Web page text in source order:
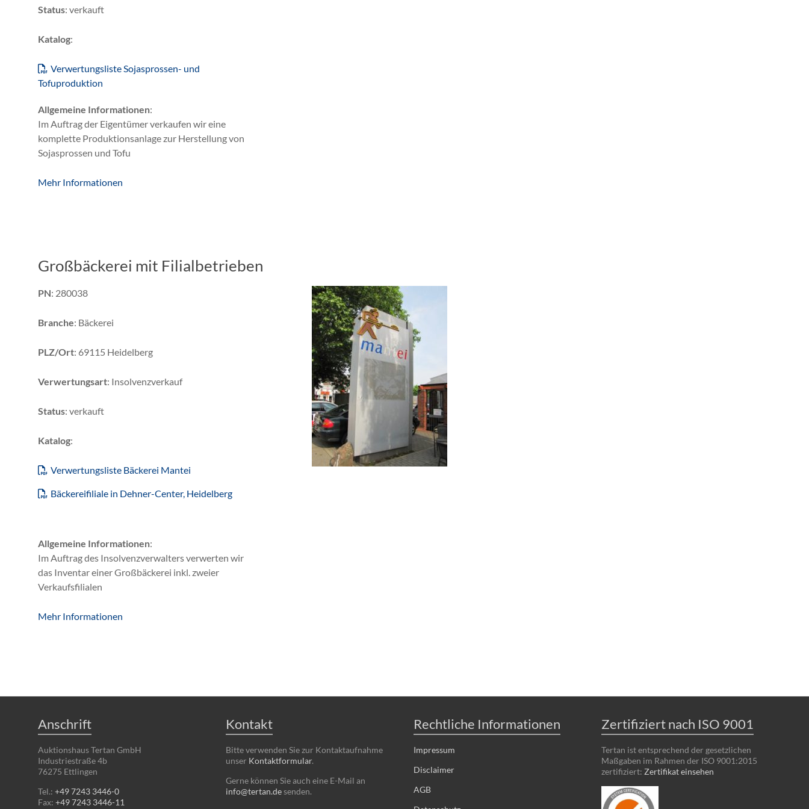
Status: verkauft
Katalog:
Verwertungsliste Sojasprossen- und
Tofuproduktion
Allgemeine Informationen:
Im Auftrag der Eigentümer verkaufen wir eine
komplette Produktionsanlage zur Herstellung von
Sojasprossen und Tofu
Mehr Informationen
Großbäckerei mit Filialbetrieben
PN: 280038
Branche: Bäckerei
PLZ/Ort: 69115 Heidelberg
Verwertungsart: Insolvenzverkauf
Status: verkauft
Katalog:
Verwertungsliste Bäckerei Mantei
Bäckereifiliale in Dehner-Center, Heidelberg
Allgemeine Informationen:
Im Auftrag des Insolvenzverwalters verwerten wir
das Inventar einer Großbäckerei inkl. zweier
Verkaufsfilialen
Mehr Informationen
Anschrift
Auktionshaus Tertan GmbH
Industriestraße 4b
76275 Ettlingen
Tel.: +49 7243 3446-0
Fax: +49 7243 3446-11
Kontakt
Bitte verwenden Sie zur Kontaktaufnahme
unser Kontaktformular.
Gerne können Sie auch eine E-Mail an
info@tertan.desenden.
Rechtliche Informationen
Impressum
Disclaimer
AGB
Zertifiziert nach ISO 9001
Tertan ist entsprechend der gesetzlichen
Maßgaben im Rahmen der ISO 9001:2015
zertifiziert: Zertifikat einsehen